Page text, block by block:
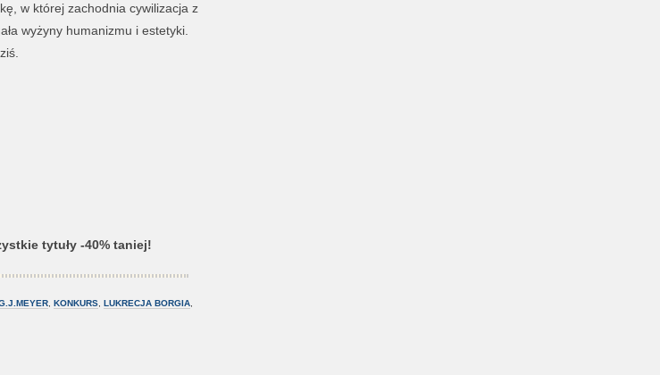
w której zachodnia cywilizacja z
wyżyny humanizmu i estetyki.
tytuły -40% taniej!
, KONKURS, LUKRECJA BORGIA,